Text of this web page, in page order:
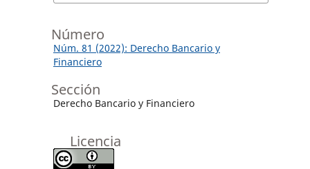
Número
Núm. 81 (2022): Derecho Bancario y
Financiero
Sección
Derecho Bancario y Financiero
Licencia